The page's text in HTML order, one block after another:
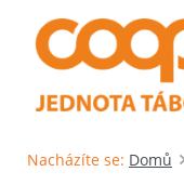
Nacházíte se: Domů